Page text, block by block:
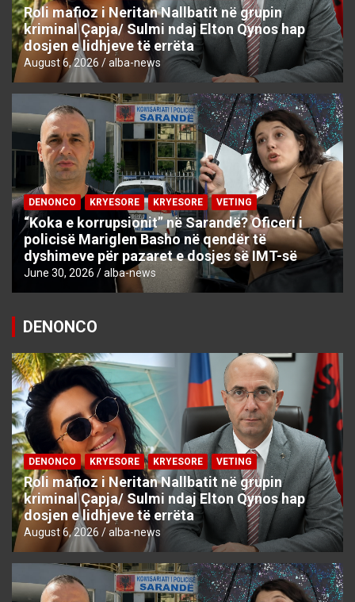
Roli mafioz i Neritan Nallbatit në grupin
kriminal Çapja/ Sulmi ndaj Elton Qynos hap
dosjen e lidhjeve të errëta
August 6, 2026 alba-news
DENONCO KRYESORE KRYESORE VETING
“Koka e korrupsionit” në Sarandë? Oficeri i
policisë Mariglen Basho në qendër të
dyshimeve për pazaret e dosjes së IMT-së
June 30, 2026 alba-news
DENONCO
DENONCO KRYESORE KRYESORE VETING
Roli mafioz i Neritan Nallbatit në grupin
kriminal Çapja/ Sulmi ndaj Elton Qynos hap
dosjen e lidhjeve të errëta
August 6, 2026 alba-news